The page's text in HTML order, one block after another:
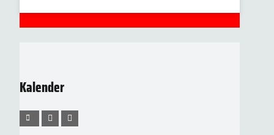
Kalender